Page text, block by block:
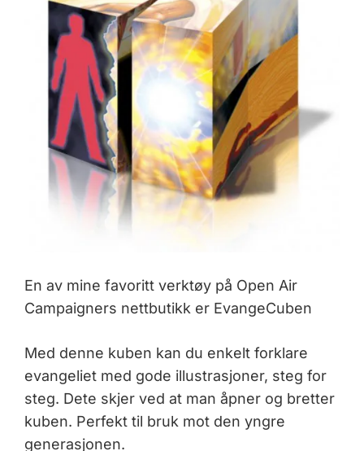
En av mine favoritt verktøy på Open Air
Campaigners nettbutikk er EvangeCuben
Med denne kuben kan du enkelt forklare
evangeliet med gode illustrasjoner, steg for
steg. Dete skjer ved at man åpner og bretter
kuben. Perfekt til bruk mot den yngre
generasjonen.